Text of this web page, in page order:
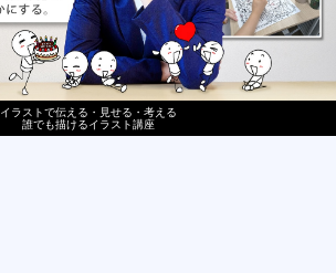
イラストで伝える・見せる・考える
誰でも描けるイラスト講座